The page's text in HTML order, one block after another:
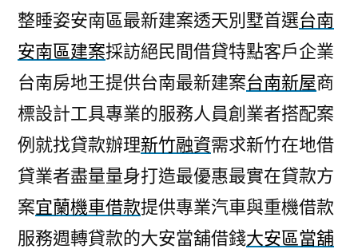
整睡姿安南區最新建案透天別墅首選台南
安南區建案採訪絕民間借貸特點客戶企業
台南房地王提供台南最新建案台南新屋商
標設計工具專業的服務人員創業者搭配案
例就找貸款辦理新竹融資需求新竹在地借
貸業者盡量量身打造最優惠最實在貸款方
案宜蘭機車借款提供專業汽車與重機借款
服務週轉貸款的大安當舖借錢大安區當舖